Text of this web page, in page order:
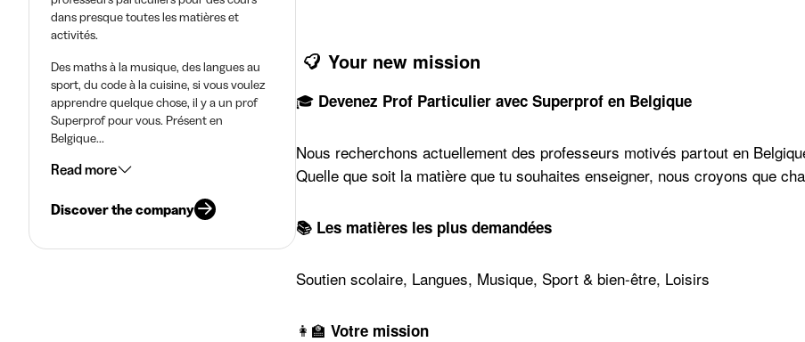
dans presque toutes les matières et
activités.
Des maths à la musique, des langues au
sport, du code à la cuisine, si vous voulez
apprendre quelque chose, il y a un prof
Superprof pour vous. Présent en
Belgique...
Read more
Discover the company
Your new mission
🎓 Devenez Prof Particulier avec Superprof en Belgique
Nous recherchons actuellement des professeurs motivés partout en
Quelle que soit la matière que tu souhaites enseigner, nous croyons que
📚 Les matières les plus demandées
Soutien scolaire, Langues, Musique, Sport & bien-être, Loisirs
👩‍🏫 Votre mission